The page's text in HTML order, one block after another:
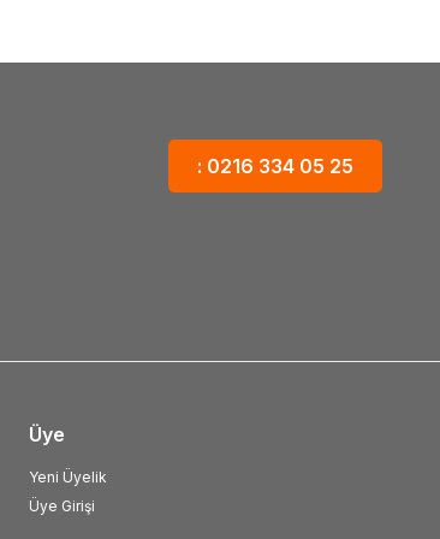
: 0216 334 05 25
Üye
Yeni Üyelik
Üye Girişi